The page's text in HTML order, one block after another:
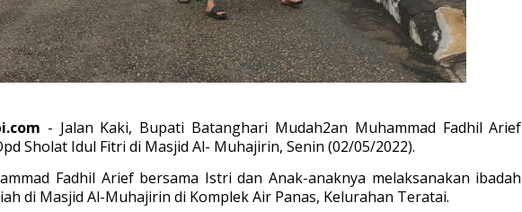
- Jalan Kaki, Bupati Batanghari Mudah2an Muhammad Fadhil Arief
Sholat Idul Fitri di Masjid Al- Muhajirin, Senin (02/05/2022).
Fadhil Arief bersama Istri dan Anak-anaknya melaksanakan ibadah
di Masjid Al-Muhajirin di Komplek Air Panas, Kelurahan Teratai.